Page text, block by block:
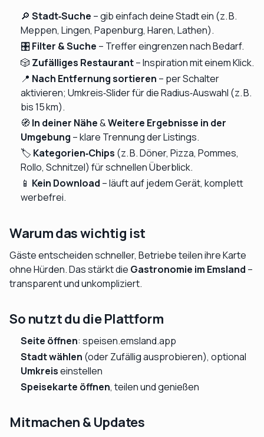
🔎Stadt‑Suche – gib einfach deine Stadt ein (z. B.
Meppen,Lingen,Papenburg,Haren,Lathen).
🎛️Filter & Suche – Treffer eingrenzen nach Bedarf.
🎲 Zufälliges Restaurant– Inspiration mit einem Klick.
📍 Nach Entfernung sortieren – per Schalter
aktivieren;Umkreis‑Sliderfür die Radius‑Auswahl (z. B.
bis 15 km).
🧭 In deiner Nähe&Weitere Ergebnisse in der
Umgebung – klare Trennung der Listings.
🏷️ Kategorien‑Chips (z. B. Döner, Pizza, Pommes,
Rollo, Schnitzel) für schnellen Überblick.
📱 Kein Download – läuft auf jedem Gerät, komplett
werbefrei.
Warum das wichtig ist
Gäste entscheidenschneller, Betriebe teilen ihre Karte
ohne Hürden. Das stärkt die Gastronomie im Emsland –
transparent und unkompliziert.
So nutzt du die Plattform
Seite öffnen:speisen.emsland.app
Stadt wählen (oderZufälligausprobieren), optional
Umkreiseinstellen
Speisekarte öffnen, teilen und genießen
Mitmachen & Updates